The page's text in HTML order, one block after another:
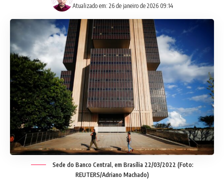
Atualizado em: 26 de janeiro de 2026 09:14
Sede do Banco Central, em Brasília 22/03/2022 (Foto:
REUTERS/Adriano Machado)